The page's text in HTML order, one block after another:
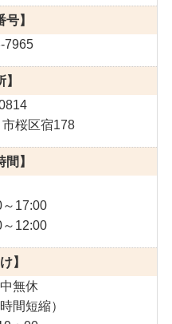
号】
7965
】
桜区宿178
間】
17:00
12:00
】
無休
間短縮）